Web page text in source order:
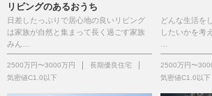
リビングのあるおうち
日差したっぷりで居心地の良いリビング
は家族が自然と集まって長く過ごす家族
みん…
2500万円〜3000万円
長期優良住宅
気密値C1.0以下
どんな生活を
したいかを考
2500万円〜
気密値C1.0以下